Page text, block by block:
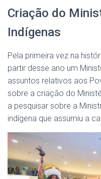
Criação do
Indígenas
Pela primeira vez na
partir desse ano um
assuntos relativos aos
sobre a criação do
a pesquisar sobre a
indígena que assumiu a